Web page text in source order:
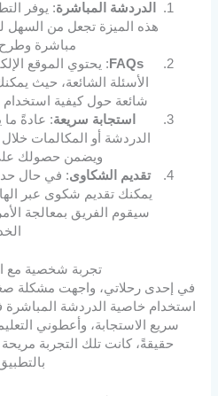
الدردشة المباشرة: يوفر
هذه الميزة تجعل من السهل
مباشرة
FAQs : يحتوي الموقع
الأسئلة الشائعة، حيث
شائعة حول كيفية استخدام
استجابة سريعة: عادةً
الدردشة أو المكالمات
ويضمن حصولك
تقديم الشكاوى: في حال
يمكنك تقديم شكوى عبر
سيقوم الفريق بمعالجة
تجربة شخصية مع
في إحدى رحلاتي، واجهت مشكلة
استخدام خاصية الدردشة
سريع الاستجابة، وأعطوني
حقيقةً، كانت تلك التجربة